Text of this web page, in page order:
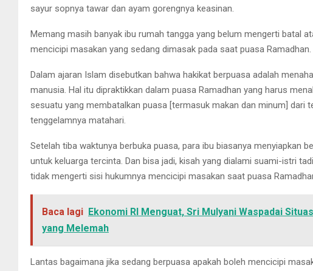
sayur sopnya tawar dan ayam gorengnya keasinan.
Memang masih banyak ibu rumah tangga yang belum mengerti batal
mencicipi masakan yang sedang dimasak pada saat puasa Ramadhan.
Dalam ajaran Islam disebutkan bahwa hakikat berpuasa adalah
manusia. Hal itu dipraktikkan dalam puasa Ramadhan yang harus
sesuatu yang membatalkan puasa [termasuk makan dan minum] dari
tenggelamnya matahari.
Setelah tiba waktunya berbuka puasa, para ibu biasanya menyiapkan
untuk keluarga tercinta. Dan bisa jadi, kisah yang dialami suami-istri
tidak mengerti sisi hukumnya mencicipi masakan saat puasa
Baca lagi Ekonomi RI Menguat, Sri Mulyani Waspadai
yang Melemah
Lantas bagaimana jika sedang berpuasa apakah boleh mencicipi